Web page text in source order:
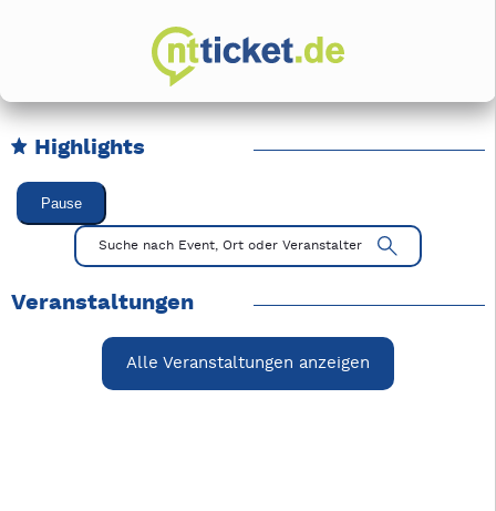
Highlights
Karussell Veranstaltungen überspringen
Pause
Mit Tab zu den Steuerelementen wechseln. Mit Pfeiltasten
Suche nach Event, Ort oder Veranstalter
Veranstaltungen
Alle Veranstaltungen anzeigen